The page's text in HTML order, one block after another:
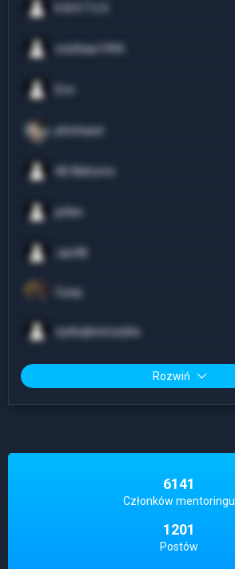
K.A.K.T.U.S
cristhian1994
Erni
plnchaser
HE Mafumo
jefkin
Jan98
Czaq
zyskujbezryzyka
Rozwiń
6141
Członków mentoringu
1201
Postów